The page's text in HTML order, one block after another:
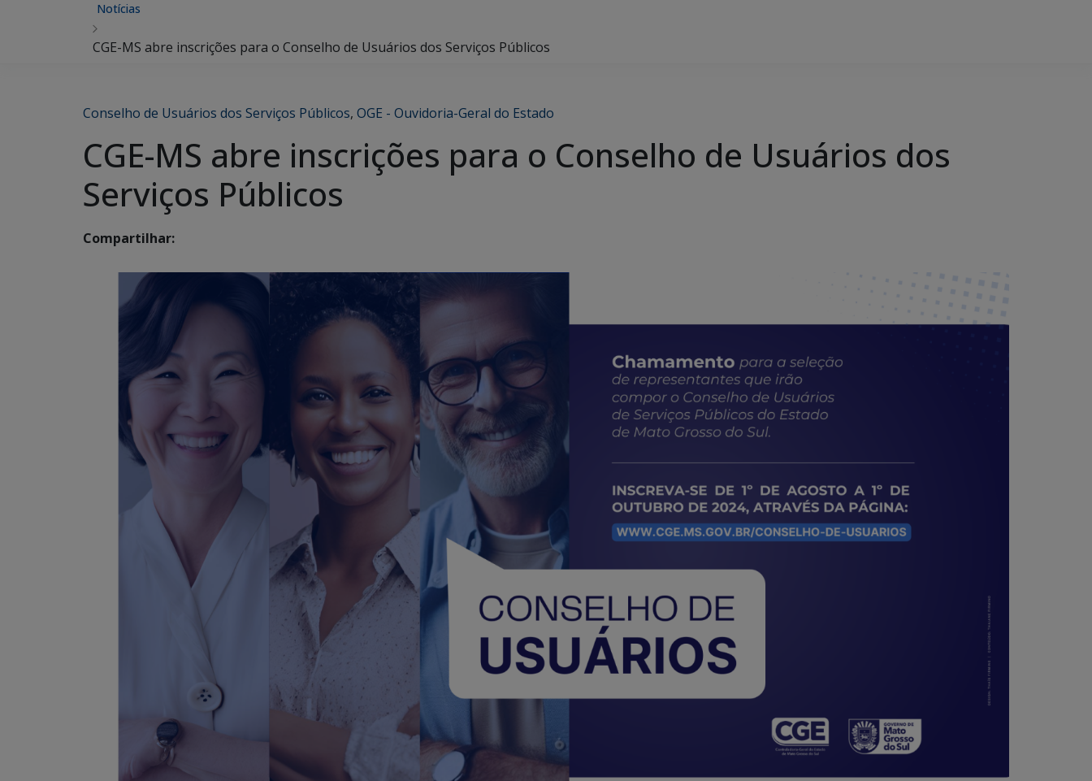
Notícias
CGE-MS abre inscrições para o Conselho de Usuários dos Serviços Públicos
Conselho de Usuários dos Serviços Públicos, OGE - Ouvidoria-Geral do Estado
CGE-MS abre inscrições para o Conselho de Usuários dos
Serviços Públicos
Compartilhar: